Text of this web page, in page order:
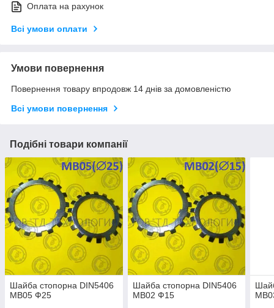
Оплата на рахунок
Всі умови оплати
Умови повернення
Повернення товару впродовж 14 днів за домовленістю
Всі умови повернення
Подібні товари компанії
Шайба стопорна DIN5406
MB05 Ф25
Шайба стопорна DIN5406
MB02 Ф15